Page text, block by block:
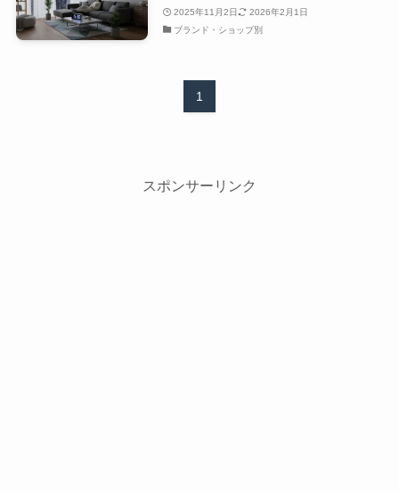
2025年11月2日
2026年2月1日
ブランド・ショップ別
1
スポンサーリンク